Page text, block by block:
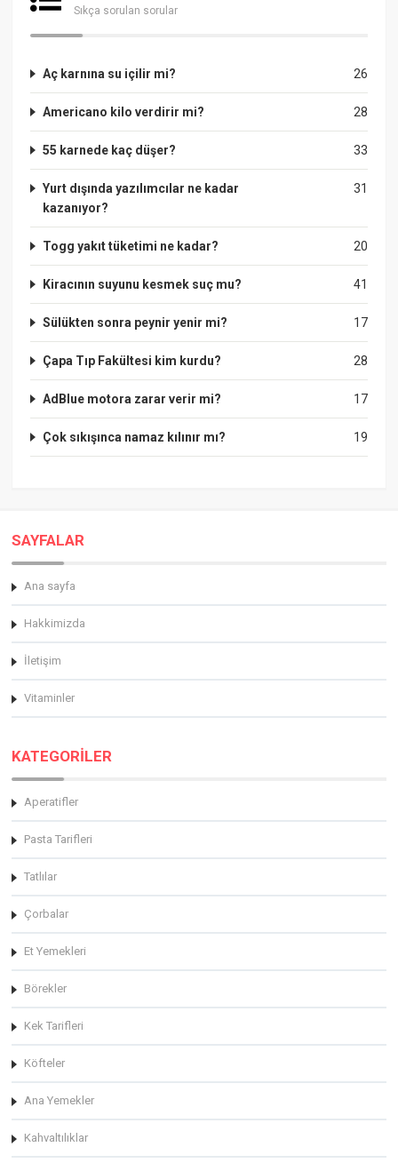
Sıkça sorulan sorular
26
Aç karnına su içilir mi?
28
Americano kilo verdirir mi?
33
55 karnede kaç düşer?
31
Yurt dışında yazılımcılar ne kadar
kazanıyor?
20
Togg yakıt tüketimi ne kadar?
41
Kiracının suyunu kesmek suç mu?
17
Sülükten sonra peynir yenir mi?
28
Çapa Tıp Fakültesi kim kurdu?
17
AdBlue motora zarar verir mi?
19
Çok sıkışınca namaz kılınır mı?
SAYFALAR
Ana sayfa
Hakkimizda
İletişim
Vitaminler
KATEGORİLER
Aperatifler
Pasta Tarifleri
Tatlılar
Çorbalar
Et Yemekleri
Börekler
Kek Tarifleri
Köfteler
Ana Yemekler
Kahvaltılıklar